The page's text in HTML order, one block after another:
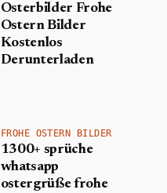
Osterbilder Frohe
Ostern Bilder
Kostenlos
Derunterladen
FROHE OSTERN BILDER
1300+ sprüche
whatsapp
ostergrüße frohe